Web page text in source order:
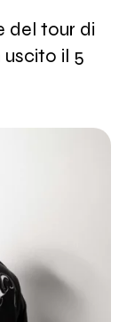
del tour di
uscito il 5